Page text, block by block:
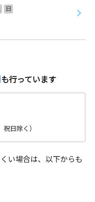
日
も行っています
日除く）
い場合は、以下からも